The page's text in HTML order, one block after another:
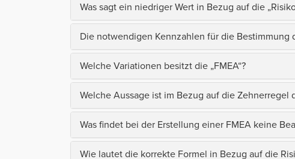
Was sagt ein niedriger Wert in Bezug auf die
Die notwendigen Kennzahlen für die Bestimmung
Welche Variationen besitzt die „FMEA“?
Welche Aussage ist im Bezug auf die Zehnerregel
Was findet bei der Erstellung einer FMEA keine
Wie lautet die korrekte Formel in Bezug auf die